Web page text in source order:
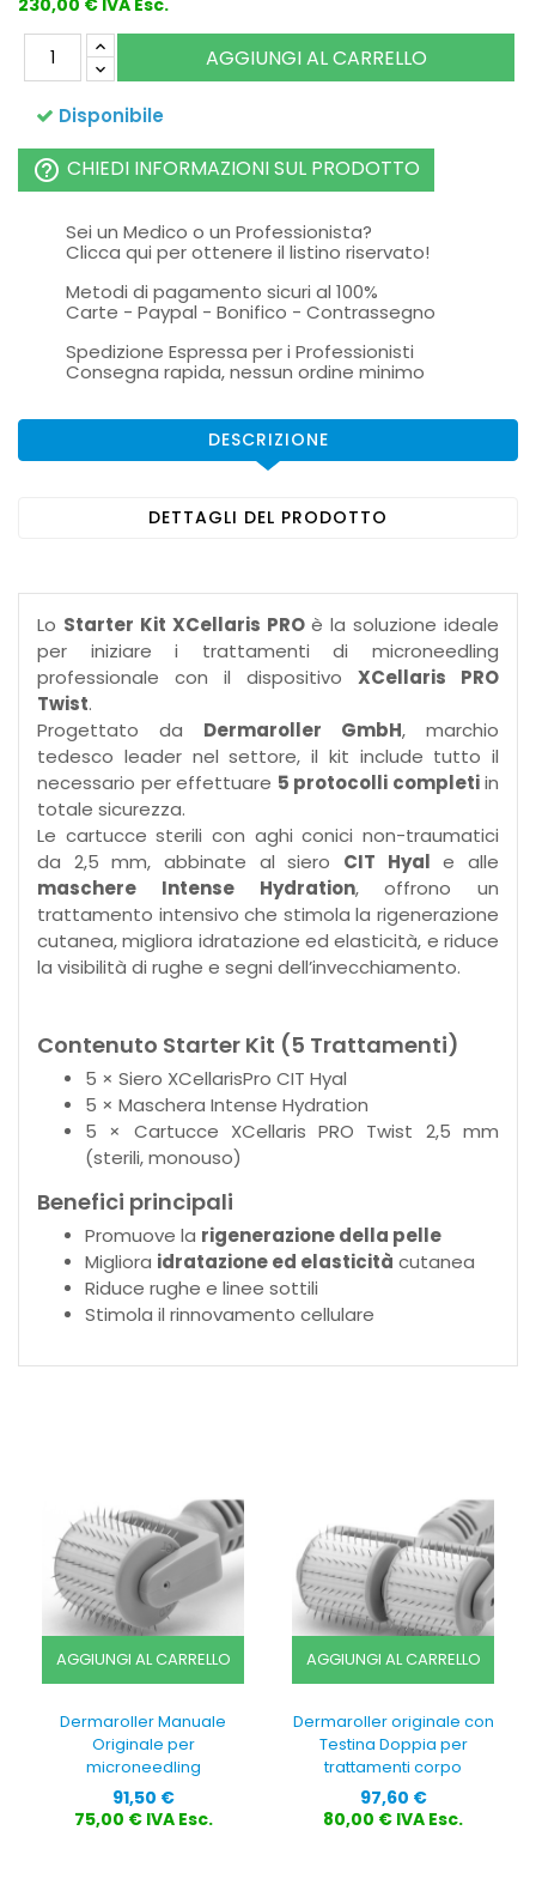
230,00 € IVA Esc.
AGGIUNGI AL CARRELLO
Disponibile
help_outline CHIEDI INFORMAZIONI SUL PRODOTTO
Sei un Medico o un Professionista?
Clicca qui per ottenere il listino riservato!
Metodi di pagamento sicuri al 100%
Carte - Paypal - Bonifico - Contrassegno
Spedizione Espressa per i Professionisti
Consegna rapida, nessun ordine minimo
DESCRIZIONE
DETTAGLI DEL PRODOTTO
Lo Starter Kit XCellaris PROè la soluzione ideale
per iniziare i trattamenti di microneedling
professionale con il dispositivo XCellaris PRO
Twist.
Progettato da Dermaroller GmbH, marchio
tedesco leader nel settore, il kit include tutto il
necessario per effettuare 5 protocolli completiin
totale sicurezza.
Le cartucce sterili con aghi conici non-traumatici
da 2,5 mm, abbinate al siero CIT Hyal e alle
maschere Intense Hydration, offrono un
trattamento intensivo che stimola la rigenerazione
cutanea, migliora idratazione ed elasticità, e riduce
la visibilità di rughe e segni dell’invecchiamento.
Contenuto Starter Kit (5 Trattamenti)
5 × Siero XCellarisPro CIT Hyal
5 × Maschera Intense Hydration
5 × Cartucce XCellaris PRO Twist 2,5 mm
(sterili, monouso)
Benefici principali
Promuove la rigenerazione della pelle
Migliora idratazione ed elasticità cutanea
Riduce rughe e linee sottili
Stimola il rinnovamento cellulare
AGGIUNGI AL CARRELLO
Dermaroller Manuale
Originale per
microneedling
Prezzo
91,50 €
75,00 € IVA Esc.
AGGIUNGI AL CARRELLO
Dermaroller originale con
Testina Doppia per
trattamenti corpo
Prezzo
97,60 €
80,00 € IVA Esc.